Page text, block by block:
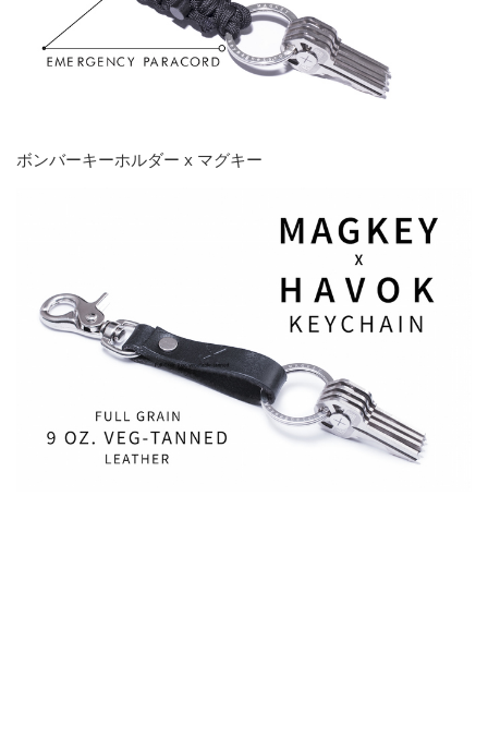
ボンバーキーホルダー x マグキー